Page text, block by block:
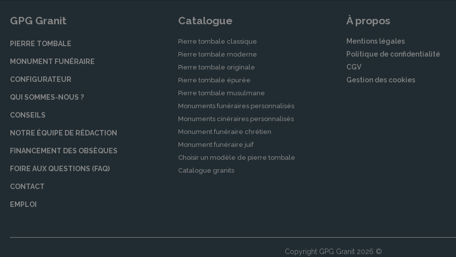
GPG Granit
PIERRE TOMBALE
MONUMENT FUNÉRAIRE
CONFIGURATEUR
QUI SOMMES-NOUS ?
CONSEILS
NOTRE ÉQUIPE DE RÉDACTION
FINANCEMENT DES OBSÈQUES
FOIRE AUX QUESTIONS (FAQ)
CONTACT
EMPLOI
Catalogue
Pierre tombale classique
Pierre tombale moderne
Pierre tombale originale
Pierre tombale épurée
Pierre tombale musulmane
Monuments funéraires personnalisés
Monuments cinéraires personnalisés
Monument funéraire chrétien
Monument funéraire juif
Choisir un modèle de pierre tombale
Catalogue granits
À propos
Mentions légales
Politique de confidentialité
CGV
Gestion des cookies
Copyright GPG Granit 2026 ©